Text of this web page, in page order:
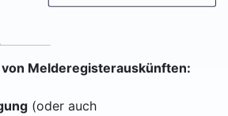
Melderegisterauskünften:
(oder auch